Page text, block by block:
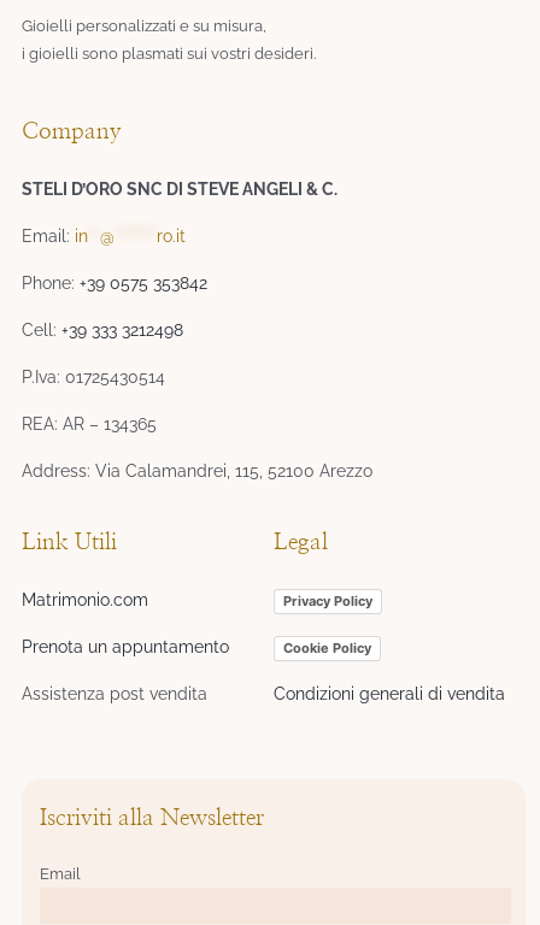
Gioielli personalizzati e su misura,
i gioielli sono plasmati sui vostri desideri.​
Company
STELI D’ORO SNC DI STEVE ANGELI & C.
Email: in **@ ro.it
Phone:+39 0575 353842
Cell:+39 333 3212498
P.Iva: 01725430514
REA: AR – 134365
Address: Via Calamandrei, 115, 52100 Arezzo
Link Utili
Matrimonio.com
Prenota un appuntamento
Assistenza post vendita
Legal
Privacy Policy
Cookie Policy
Condizioni generali di vendita
Iscriviti alla Newsletter
Email